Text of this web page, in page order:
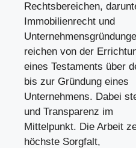
Rechtsbereichen,
Immobilienrecht und
reichen von der
eines Testaments über
bis zur Gründung eines
Unternehmens. Dabei
und Transparenz im
Mittelpunkt. Die Arbeit
höchste Sorgfalt,